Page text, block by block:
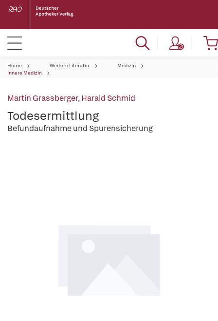
Home Weitere Literatur
Medizin
Innere Medizin
Martin Grassberger,Harald Schmid
Todesermittlung
Befundaufnahme und Spurensicherung